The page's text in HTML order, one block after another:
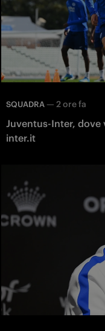
SQUADRA — 2 ore fa
Juventus-Inter, dove
inter.it